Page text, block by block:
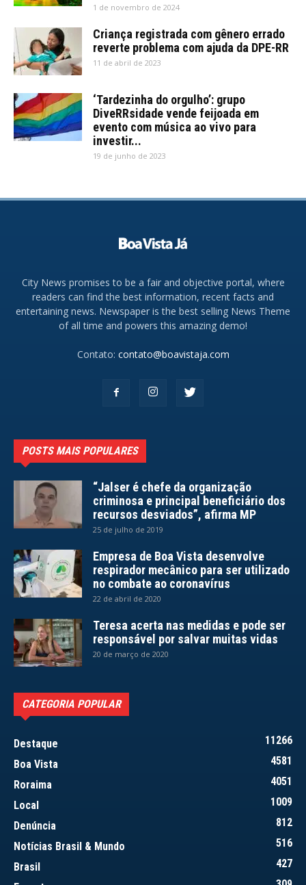
1 de novembro de 2024
Criança registrada com gênero errado
reverte problema com ajuda da DPE-RR
11 de abril de 2023
‘Tardezinha do orgulho’: grupo
DiveRRsidade vende feijoada em
evento com música ao vivo para
investir...
19 de junho de 2023
City News promises to be a fair and objective portal, where
readers can find the best information, recent facts and
entertaining news. Newspaper is the best selling News Theme
of all time and powers this amazing demo!
Contato: contato@boavistaja.com
POSTS MAIS POPULARES
“Jalser é chefe da organização
criminosa e principal beneficiário dos
recursos desviados”, afirma MP
25 de julho de 2019
Empresa de Boa Vista desenvolve
respirador mecânico para ser utilizado
no combate ao coronavírus
22 de abril de 2020
Teresa acerta nas medidas e pode ser
responsável por salvar muitas vidas
20 de março de 2020
CATEGORIA POPULAR
Destaque
11266
Boa Vista
4581
Roraima
4051
Local
1009
Denúncia
812
Notícias Brasil & Mundo
516
Brasil
427